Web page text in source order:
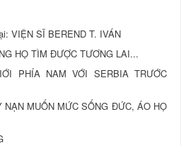
VIỆN SĨ BEREND T. IVÁN
HỌ TÌM ĐƯỢC TƯƠNG LAI...
PHÍA NAM VỚI SERBIA TRƯỚC
NẠN MUỐN MỨC SỐNG ĐỨC, ÁO HỌ